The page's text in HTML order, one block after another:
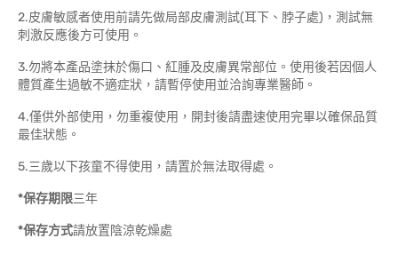
2.皮膚敏感者使用前請先做局部皮膚測試(耳下、脖子處)，測試無
刺激反應後方可使用。
3.勿將本產品塗抹於傷口、紅腫及皮膚異常部位。使用後若因個人
體質產生過敏不適症狀，請暫停使用並洽詢專業醫師。
4.僅供外部使用，勿重複使用，開封後請盡速使用完畢以確保品質
最佳狀態。
5.三歲以下孩童不得使用，請置於無法取得處。
*保存期限三年
*保存方式請放置陰涼乾燥處